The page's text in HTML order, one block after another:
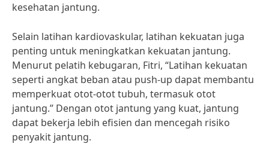
kesehatan jantung.
Selain latihan kardiovaskular, latihan kekuatan juga
penting untuk meningkatkan kekuatan jantung.
Menurut pelatih kebugaran, Fitri, “Latihan kekuatan
seperti angkat beban atau push-up dapat membantu
memperkuat otot-otot tubuh, termasuk otot
jantung.” Dengan otot jantung yang kuat, jantung
dapat bekerja lebih efisien dan mencegah risiko
penyakit jantung.